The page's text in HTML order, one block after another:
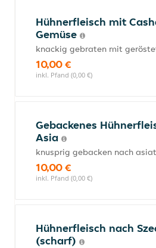
Hühnerfleisch mit
Gemüse
knackig gebraten mit
10,00 €
inkl. Pfand (0,00 €)
Gebackenes
Asia
knusprig gebacken nach
10,00 €
inkl. Pfand (0,00 €)
Hühnerfleisch nach
(scharf)